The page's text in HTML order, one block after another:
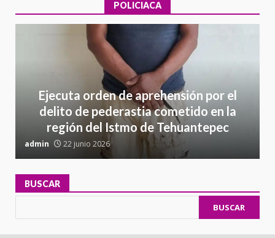
POLICIACA
Ejecuta orden de aprehensión por el
delito de pederastia cometido en la
región del Istmo de Tehuantepec
admin 22 junio 2026
BUSCAR
BUSCAR